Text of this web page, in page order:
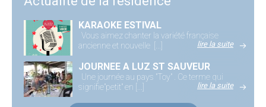
KARAOKE ESTIVAL
Vous aimez chanter la variété française
ancienne et nouvelle [...]
lire la suite
JOURNEE A LUZ ST SAUVEUR
Une journée au pays "Toy" . Ce terme qui
signifie"petit" en [...]
lire la suite